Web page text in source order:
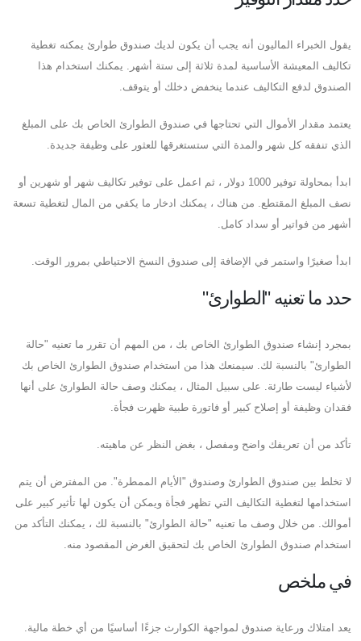
يقول الخبراء الماليون أنه يجب أن يكون لديك صندوق طوارئ يمكنه تغطية
تكاليف المعيشة الأساسية لمدة ثلاثة إلى ستة أشهر. يمكنك استخدام هذا
الصندوق لدفع التكاليف عندما ينخفض ​​دخلك أو يتوقف.
يعتمد مقدار الأموال التي تحتاجها في صندوق الطوارئ الخاص بك على المبلغ
الذي تنفقه كل شهر والمدة التي ستستغرقها للعثور على وظيفة جديدة.
ابدأ بمحاولة توفير 1000 دولار ، ثم اعمل على توفير تكاليف شهر أو شهرين أو
نصف المبلغ المقتطع. من هناك ، يمكنك ادخار ما يكفي من المال لتغطية تسعة
أشهر من فواتير أو سداد كامل.
ابدأ صغيرًا واستمر في الإضافة إلى صندوق النسخ الاحتياطي بمرور الوقت.
حدد ما تعنيه "الطوارئ"
بمجرد إنشاء صندوق الطوارئ الخاص بك ، من المهم أن تقرر ما تعنيه "حالة
الطوارئ" بالنسبة لك. سيمنعك هذا من استخدام صندوق الطوارئ الخاص بك
لأشياء ليست طارئة. على سبيل المثال ، يمكنك وصف حالة الطوارئ على أنها
فقدان وظيفة أو إصلاح كبير أو فاتورة طبية ظهرت فجأة.
تأكد من أن تعريفك واضح ومفصل ، بغض النظر عن ماهيته.
لا تخلط بين صندوق الطوارئ وصندوق "الأيام الممطرة". من المفترض أن يتم
استخدامها لتغطية التكاليف التي تظهر فجأة ويمكن أن يكون لها تأثير كبير على
أموالك. من خلال وصف ما تعنيه "حالة الطوارئ" بالنسبة لك ، يمكنك التأكد من
استخدام صندوق الطوارئ الخاص بك لتحقيق الغرض المقصود منه.
في ملخص
يعد امتلاك ورعاية صندوق لمواجهة الكوارث جزءًا أساسيًا من أي خطة مالية.